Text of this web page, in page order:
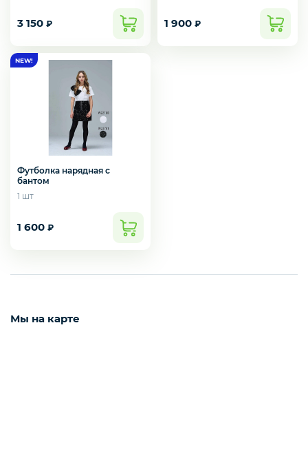
3 150 ₽ 1 900 ₽
Футболка нарядная с
бантом
1 шт
1 600 ₽
Мы на карте